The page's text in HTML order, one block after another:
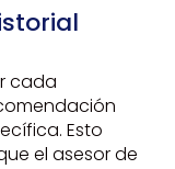
cada
Esto
el asesor de